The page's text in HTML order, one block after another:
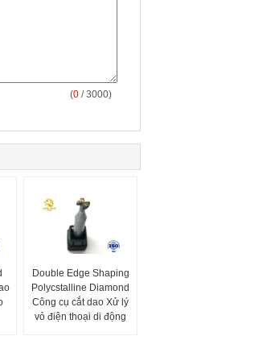
(0 / 3000)
Double Edge Shaping
Polycstalline Diamond
Công cụ cắt dao Xử lý
vỏ điện thoại di động